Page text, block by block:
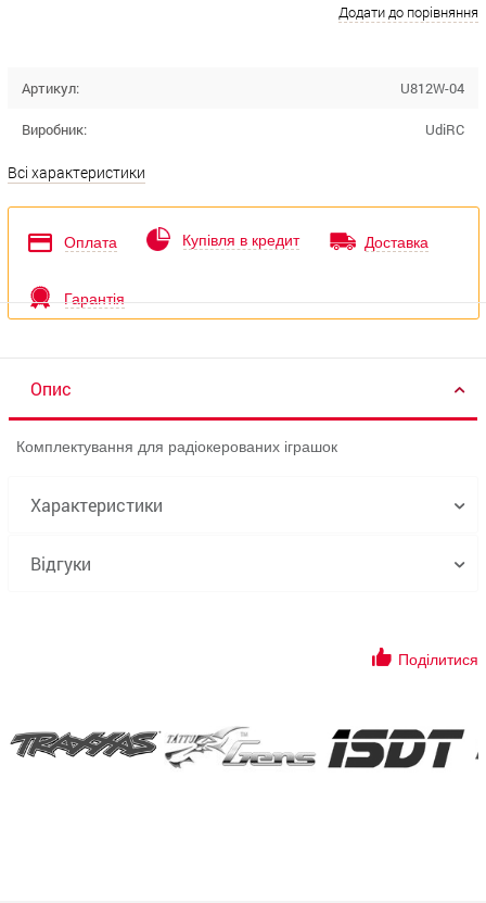
Додати до порівняння
Артикул: U812W-04
Виробник: UdiRC
Всі характеристики
Оплата Купівля в кредит Доставка
Гарантія
Опис
Комплектування для радіокерованих іграшок
Характеристики
Відгуки
Поділитися